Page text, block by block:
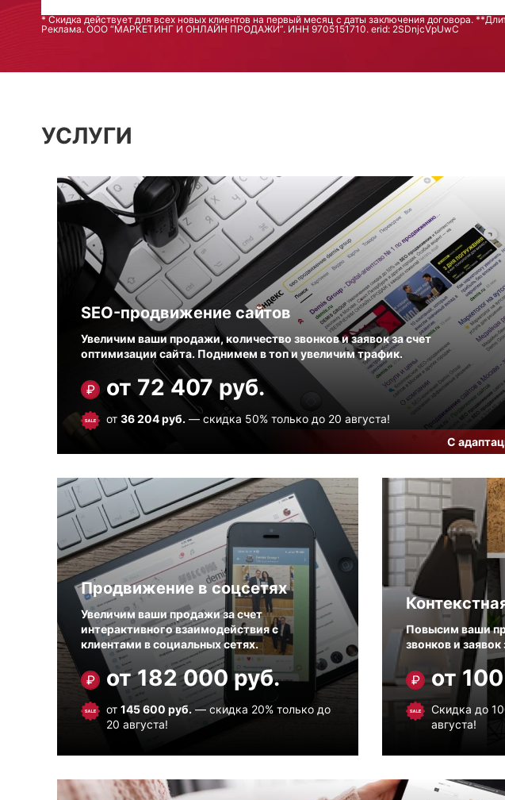
* Скидка действует для всех новых клиентов на первый месяц с даты заключения договора.
Реклама. ООО “МАРКЕТИНГ И ОНЛАЙН ПРОДАЖИ”. ИНН 9705151710. erid: 2SDnjcVpUwC
УСЛУГИ
SEO-продвижение сайтов
Увеличим ваши продажи, количество звонков и заявок за счет
оптимизации сайта. Поднимем в топ и увеличим трафик.
от 72 407руб.
от 36 204руб. — скидка 50% только до 20 августа!
С
Продвижение в соцсетях
Увеличим ваши продажи за счет
интерактивного взаимодействия с
клиентами в социальных сетях.
от 182 000 руб.
от 145 600 руб. — скидка 20% только до
20 августа!
Повысим ваши
звонков и
от
Скидка до
августа!